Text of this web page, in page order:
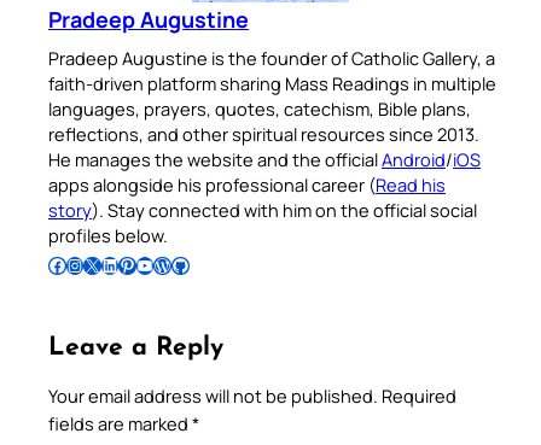
Pradeep Augustine
Pradeep Augustine is the founder of Catholic Gallery, a
faith-driven platform sharing Mass Readings in multiple
languages, prayers, quotes, catechism, Bible plans,
reflections, and other spiritual resources since 2013.
He manages the website and the officialAndroid/iOS
apps alongside his professional career (Read his
story). Stay connected with him on the official social
profiles below.
Follow Pradeep on Facebook Follow Pradeep on InstagramFollow Pradeep on X Follow Pradeep on LinkedIn Follow Pradeep on Pinterest Subscribe to Pradeep’s Youtube Channel Follow Pradeep on WordPress Follow Pradeep on GitHub
Leave a Reply
Your email address will not be published. Required
fields are marked *